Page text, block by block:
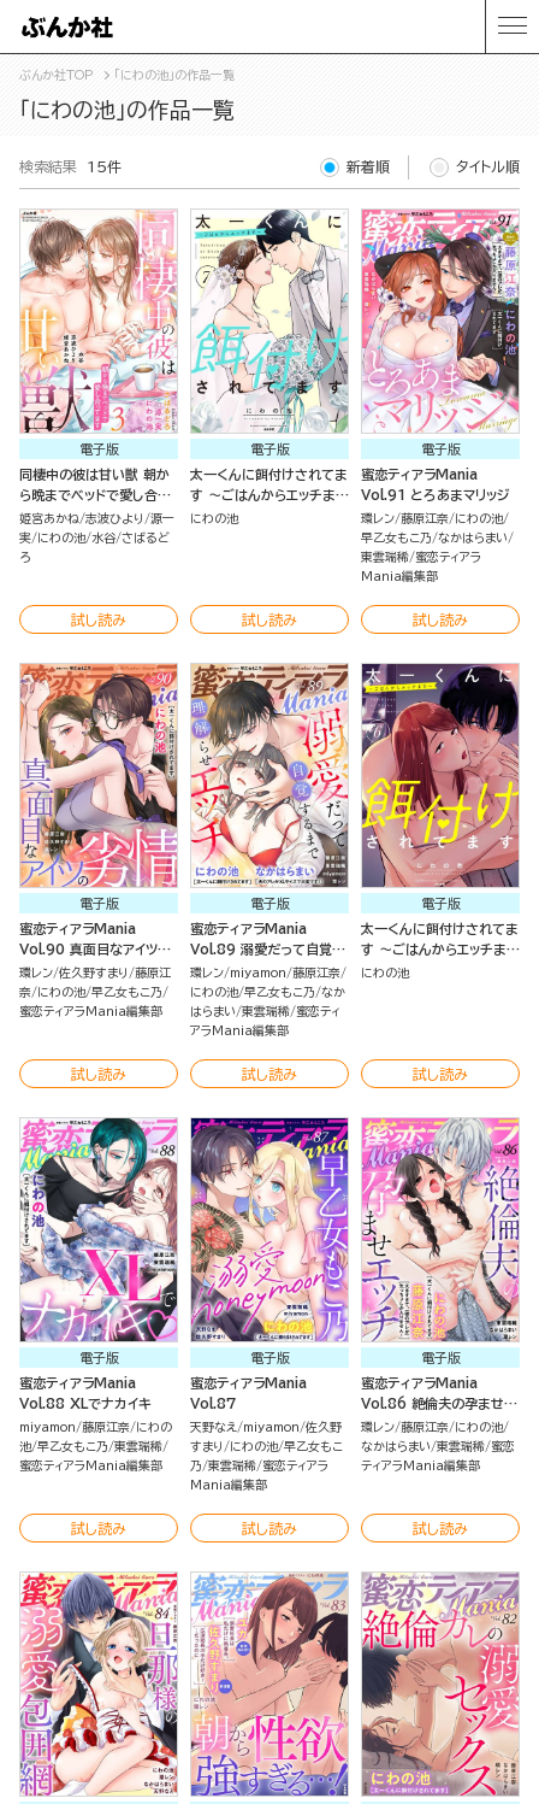
ぶんか社TOP 「にわの池」の作品一覧
「にわの池」の作品一覧
検索結果 15件 新着順 タイトル順
電子版
同棲中の彼は甘い獣 朝か
ら晩までベッドで愛し合っ
てます （3）
姫宮あかね 志波ひより
源一
実 にわの池 水谷 さばるど
ろ
試し読み
電子版
太一くんに餌付けされてま
す ～ごはんからエッチまで
～ （7）
にわの池
試し読み
電子版
蜜恋ティアラMania
Vol.91 とろあまマリッジ
環レン 藤原江奈 にわの池
早乙女もこ乃 なかはらまい
東雲瑞稀 蜜恋ティアラ
Mania編集部
試し読み
電子版
蜜恋ティアラMania
Vol.90 真面目なアイツの
劣情
環レン 佐久野すまり
藤原江
奈 にわの池 早乙女もこ乃
蜜恋ティアラMania編集部
試し読み
電子版
蜜恋ティアラMania
Vol.89 溺愛だって自覚す
るまで理解らせエッチ
環レン miyamon 藤原江奈
にわの池 早乙女もこ乃 なか
はらまい 東雲瑞稀 蜜恋ティ
アラMania編集部
試し読み
電子版
太一くんに餌付けされてま
す ～ごはんからエッチまで
～ （6）
にわの池
試し読み
電子版
蜜恋ティアラMania
Vol.88 XLでナカイキ
miyamon 藤原江奈 にわの
池 早乙女もこ乃 東雲瑞稀
蜜恋ティアラMania編集部
試し読み
電子版
蜜恋ティアラMania
Vol.87
天野なえ miyamon 佐久野
すまり
にわの池 早乙女もこ
乃 東雲瑞稀 蜜恋ティアラ
Mania編集部
試し読み
電子版
蜜恋ティアラMania
Vol.86 絶倫夫の孕ませエ
ッチ
環レン 藤原江奈 にわの池
なかはらまい 東雲瑞稀 蜜恋
ティアラMania編集部
試し読み